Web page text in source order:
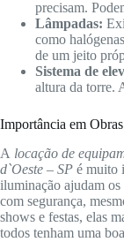
precisam.
Lâmpadas:
como
de um jeito
Sistema de
altura da torre.
Importância em
A locação de
d`Oeste – SP é muito
iluminação ajudam os
com segurança,
shows e festas, elas
todos tenham uma